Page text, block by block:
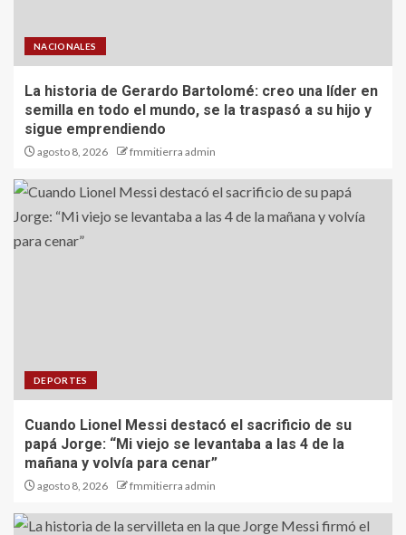
NACIONALES
La historia de Gerardo Bartolomé: creo una líder en
semilla en todo el mundo, se la traspasó a su hijo y
sigue emprendiendo
agosto 8, 2026 fmmitierra admin
DEPORTES
Cuando Lionel Messi destacó el sacrificio de su
papá Jorge: “Mi viejo se levantaba a las 4 de la
mañana y volvía para cenar”
agosto 8, 2026 fmmitierra admin